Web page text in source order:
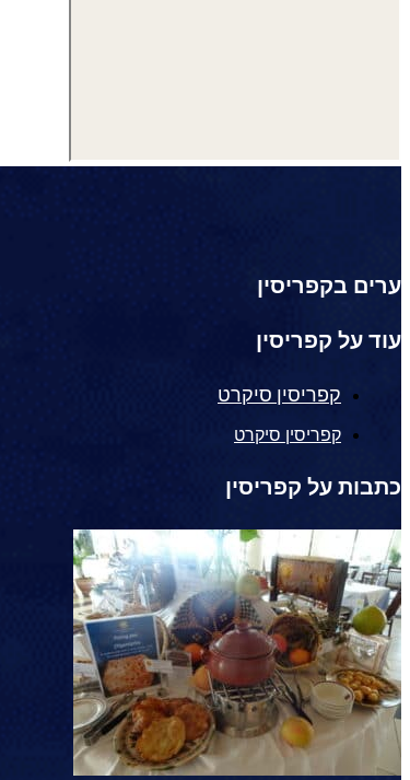
ערים בקפריסין
עוד על קפריסין
קפריסין סיקרט
קפריסין סיקרט
כתבות על קפריסין